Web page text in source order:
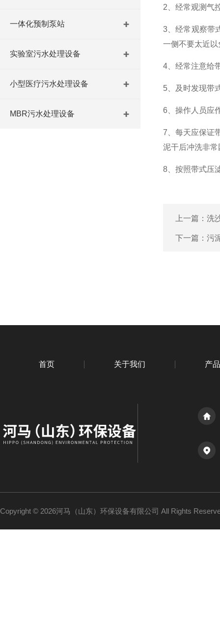
一体化预制泵站
实验室污水处理设备
小型医疗污水处理设备
MBR污水处理设备
2、经常观测气
3、经常观察带
一侧不要太近
4、经常注意给
5、及时发现带
6、操作人员应
7、每天应保证
泥干后冲洗非
8、按照带式压
上一篇： 洗
下一篇： 污
首页 关于我们 产
Copyright © 2026河马（山东）环保设备有限公司 All Rights